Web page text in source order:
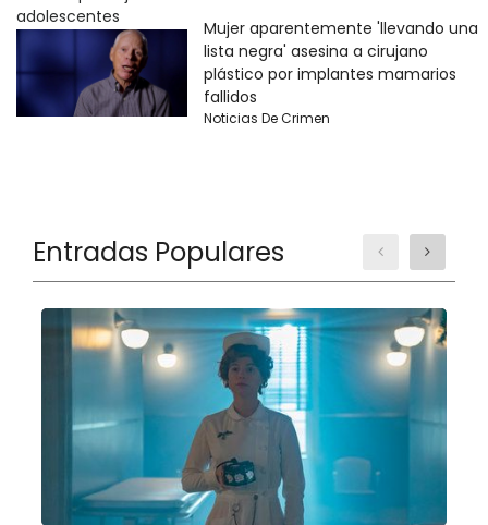
Mujer aparentemente 'llevando una
lista negra' asesina a cirujano
plástico por implantes mamarios
fallidos
Noticias De Crimen
Entradas Populares